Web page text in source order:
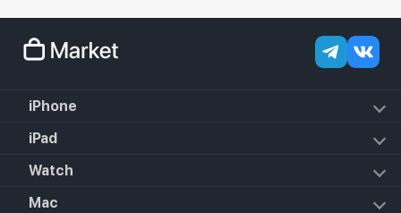
iPhone
iPhone 18 Pro Max
iPhone 18
iPhone 17 Pro Max
iPad
iPad Air (2022)
iPad 10.2 (2021)
Watch
Apple Watch Hermes Series 11
Mac